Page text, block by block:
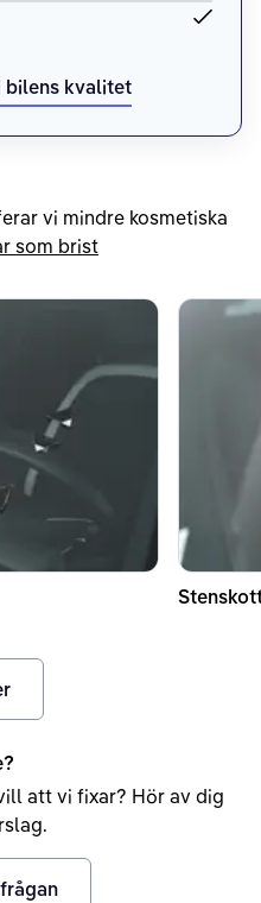
bilens kvalitet
vi mindre kosmetiska
som brist
att vi fixar? Hör av dig